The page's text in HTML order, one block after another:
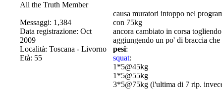
All the Truth Member
Messaggi: 1,384
Data registrazione: Oct
2009
Località: Toscana - Livorno
Età: 55
causa muratori intoppo nel
con 75kg
ancora cambiato in corsa
aggiungendo un po' di braccia
pesi:
squat:
1*5@45kg
1*5@55kg
3*5@75kg (l'ultima di 7 rip.